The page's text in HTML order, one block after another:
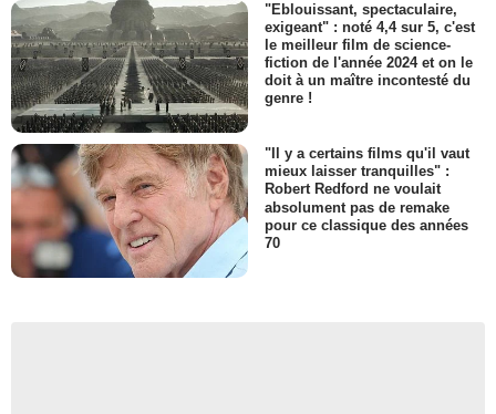
"Eblouissant, spectaculaire,
exigeant" : noté 4,4 sur 5, c'est
le meilleur film de science-
fiction de l'année 2024 et on le
doit à un maître incontesté du
genre !
"Il y a certains films qu'il vaut
mieux laisser tranquilles" :
Robert Redford ne voulait
absolument pas de remake
pour ce classique des années
70